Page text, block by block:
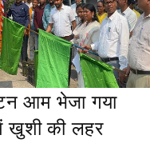
आम भेजा गया
खुशी की लहर